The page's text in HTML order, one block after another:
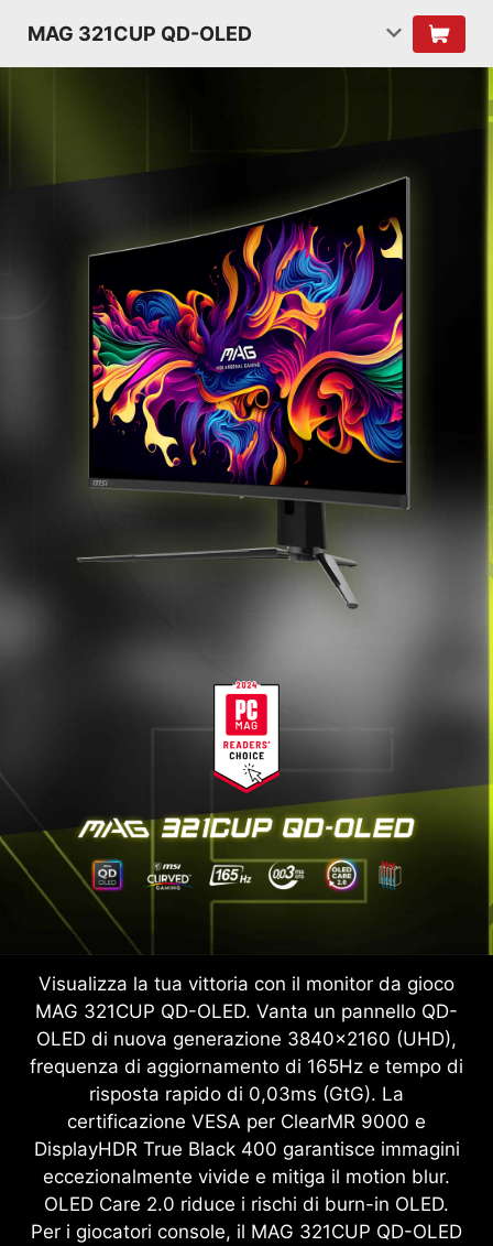
MAG 321CUP QD-OLED
Visualizza la tua vittoria con il monitor da gioco
MAG 321CUP QD-OLED. Vanta un pannello QD-
OLED di nuova generazione 3840x2160 (UHD),
frequenza di aggiornamento di 165Hz e tempo di
risposta rapido di 0,03ms (GtG). La
certificazione VESA per ClearMR 9000 e
DisplayHDR True Black 400 garantisce immagini
eccezionalmente vivide e mitiga il motion blur.
OLED Care 2.0 riduce i rischi di burn-in OLED.
Per i giocatori console, il MAG 321CUP QD-OLED